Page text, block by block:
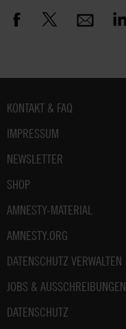
Fußbereich
KONTAKT & FAQ
IMPRESSUM
NEWSLETTER
SHOP
AMNESTY-MATERIAL
AMNESTY.ORG
DATENSCHUTZ VERWALTEN
JOBS & AUSSCHREIBUNGEN
DATENSCHUTZ